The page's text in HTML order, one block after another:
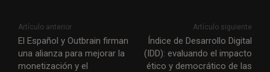
Artículo anterior
El Español y Outbrain firman
una alianza para mejorar la
monetización y el
Artículo siguiente
Índice de Desarrollo Digital
(IDD): evaluando el impacto
ético y democrático de las